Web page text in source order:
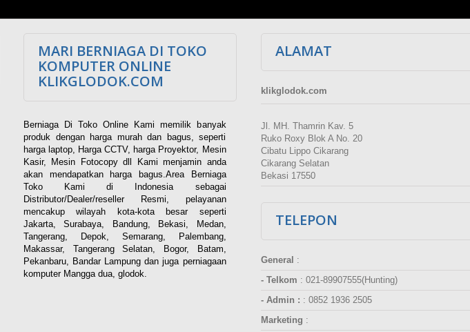
MARI BERNIAGA DI TOKO
KOMPUTER ONLINE
KLIKGLODOK.COM
Berniaga Di Toko Online Kami memilik banyak
produk dengan harga murah dan bagus, seperti
harga laptop, Harga CCTV, harga Proyektor, Mesin
Kasir, Mesin Fotocopy dll Kami menjamin anda
akan mendapatkan harga bagus.Area Berniaga
Toko Kami di Indonesia sebagai
Distributor/Dealer/reseller Resmi, pelayanan
mencakup wilayah kota-kota besar seperti
Jakarta, Surabaya, Bandung, Bekasi, Medan,
Tangerang, Depok, Semarang, Palembang,
Makassar, Tangerang Selatan, Bogor, Batam,
Pekanbaru, Bandar Lampung dan juga perniagaan
komputer Mangga dua, glodok.
ALAMAT
klikglodok.com
Jl. MH. Thamrin Kav. 5
Ruko Roxy Blok A No. 20
Cibatu Lippo Cikarang
Cikarang Selatan
Bekasi 17550
TELEPON
General :
- Telkom : 021-89907555(Hunting)
- Admin : : 0852 1936 2505
Marketing :